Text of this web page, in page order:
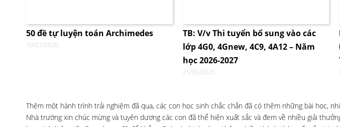
50 đề tự luyện toán Archimedes
30/07/2026
TB: V/v Thi tuyển bổ sung vào các
lớp 4G0, 4Gnew, 4C9, 4A12 – Năm
học 2026-2027
25/05/2026
Thêm một hành trình trải nghiệm đã qua, các con học sinh chắc chắn đã có thêm những bài học,
Nhà trường xin chúc mừng và tuyên dương các con đã thể hiện xuất sắc và đem về nhiều giải